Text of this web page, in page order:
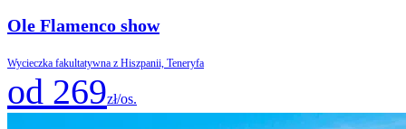
Ole Flamenco show
Wycieczka fakultatywna z Hiszpanii, Teneryfa
od 269zł/os.